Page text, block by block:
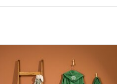
liebevolles Design, nachhaltige Materialien
und höchsten Komfort für Kinder. Alle
Artikel bestehen aus 100 % zertifizierter